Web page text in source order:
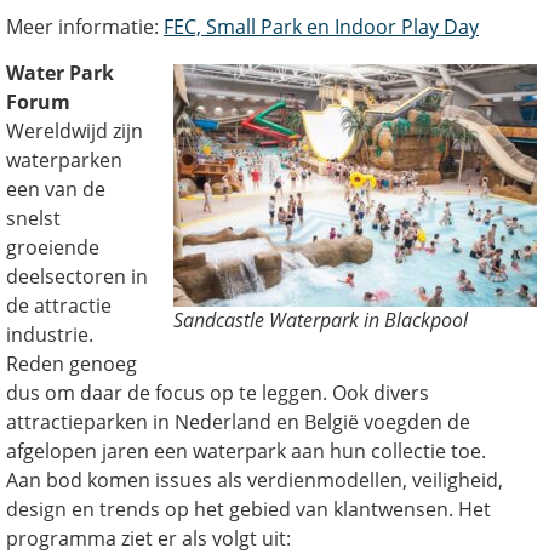
Meer informatie: FEC, Small Park en Indoor Play Day
Sandcastle Waterpark in Blackpool
Water Park
Forum
Wereldwijd zijn
waterparken
een van de
snelst
groeiende
deelsectoren in
de attractie
industrie.
Reden genoeg
dus om daar de focus op te leggen. Ook divers
attractieparken in Nederland en België voegden de
afgelopen jaren een waterpark aan hun collectie toe.
Aan bod komen issues als verdienmodellen, veiligheid,
design en trends op het gebied van klantwensen. Het
programma ziet er als volgt uit: